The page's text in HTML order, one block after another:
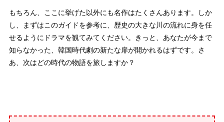
もちろん、ここに挙げた以外にも名作はたくさんあります。しか
し、まずはこのガイドを参考に、歴史の大きな川の流れに身を任
せるようにドラマを観てみてください。きっと、あなたが今まで
知らなかった、韓国時代劇の新たな扉が開かれるはずです。さ
あ、次はどの時代の物語を旅しますか？